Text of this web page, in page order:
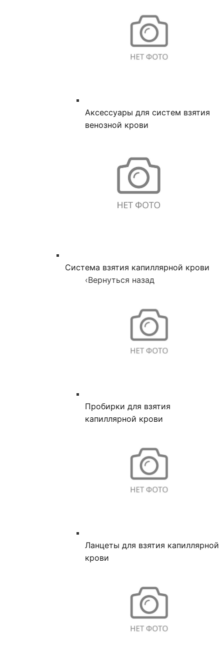
Аксессуары для систем взятия
венозной крови
Система взятия капиллярной крови
‹Вернуться назад
Пробирки для взятия
капиллярной крови
Ланцеты для взятия капиллярной
крови